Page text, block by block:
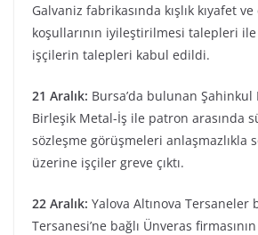
Galvaniz fabrikasında kışlık kıyafet ve
koşullarının iyileştirilmesi talepleri ile
işçilerin talepleri kabul edildi.
21 Aralık: Bursa’da bulunan Şahinkul
Birleşik Metal-İş ile patron arasında
sözleşme görüşmeleri anlaşmazlıkla
üzerine işçiler greve çıktı.
22 Aralık: Yalova Altınova Tersaneler
Tersanesi’ne bağlı Ünveras